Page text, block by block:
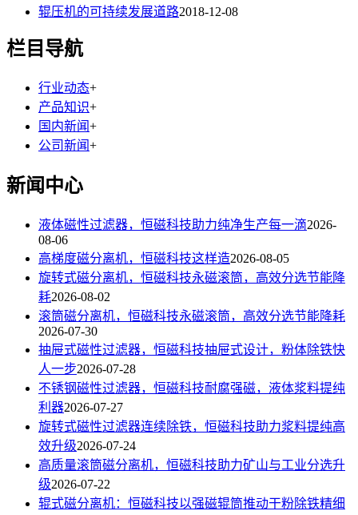
辊压机的可持续发展道路2018-12-08
栏目导航
行业动态+
产品知识+
国内新闻+
公司新闻+
新闻中心
液体磁性过滤器，恒磁科技助力纯净生产每一滴2026-
08-06
高梯度磁分离机，恒磁科技这样造2026-08-05
旋转式磁分离机，恒磁科技永磁滚筒，高效分选节能降
耗2026-08-02
滚筒磁分离机，恒磁科技永磁滚筒，高效分选节能降耗
2026-07-30
抽屉式磁性过滤器，恒磁科技抽屉式设计，粉体除铁快
人一步2026-07-28
不锈钢磁性过滤器，恒磁科技耐腐强磁，液体浆料提纯
利器2026-07-27
旋转式磁性过滤器连续除铁，恒磁科技助力浆料提纯高
效升级2026-07-24
高质量滚筒磁分离机，恒磁科技助力矿山与工业分选升
级2026-07-22
辊式磁分离机：恒磁科技以强磁辊筒推动干粉除铁精细